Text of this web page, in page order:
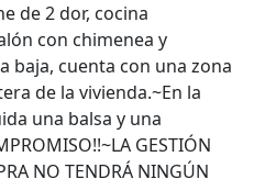
de 2 dor, cocina
con chimenea y
baja, cuenta con una zona
de la vivienda.~En la
una balsa y una
GESTIÓN
NO TENDRÁ NINGÚN